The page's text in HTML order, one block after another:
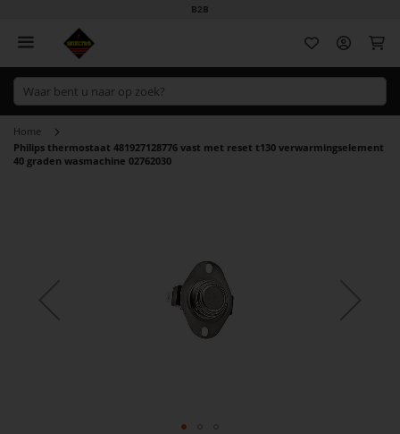
B2B
Home
Philips thermostaat 481927128776 vast met reset t130 verwarmingselement
40 graden wasmachine 02762030